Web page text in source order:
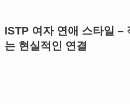
ISTP 여자 연애 스타일 –
는 현실적인 연결